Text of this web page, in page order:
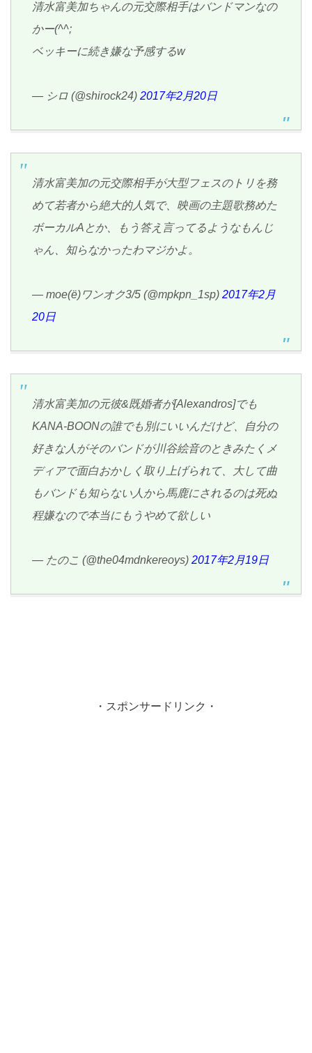
清水富美加ちゃんの元交際相手はバンドマンなの
かー(^^;
ベッキーに続き嫌な予感するw
— シロ (@shirock24) 2017年2月20日
清水富美加の元交際相手が大型フェスのトリを務
めて若者から絶大的人気で、映画の主題歌務めた
ボーカルAとか、もう答え言ってるようなもんじ
ゃん、知らなかったわマジかよ。
— moe(ё)ワンオク3/5 (@mpkpn_1sp) 2017年2月
20日
清水富美加の元彼&既婚者が[Alexandros]でも
KANA-BOONの誰でも別にいいんだけど、自分の
好きな人がそのバンドが川谷絵音のときみたくメ
ディアで面白おかしく取り上げられて、大して曲
もバンドも知らない人から馬鹿にされるのは死ぬ
程嫌なので本当にもうやめて欲しい
— たのこ (@the04mdnkereoys) 2017年2月19日
・スポンサードリンク・